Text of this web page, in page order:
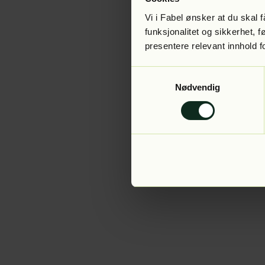
Vi i Fabel ønsker at du skal
funksjonalitet og sikkerhet,
presentere relevant innhold
Nødvendig
Application